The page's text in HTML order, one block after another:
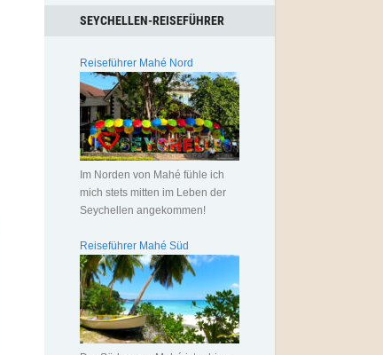
SEYCHELLEN-REISEFÜHRER
Reiseführer Mahé Nord
Im Norden von Mahé fühle ich
mich stets mitten im Leben der
Seychellen angekommen!
Reiseführer Mahé Süd